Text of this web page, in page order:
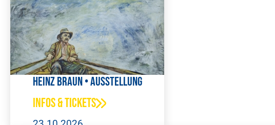
Heinz Braun • Ausstellung
Infos & Tickets